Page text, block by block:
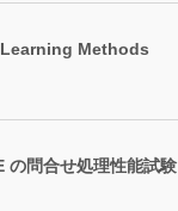
Methods
の問合せ処理性能試験